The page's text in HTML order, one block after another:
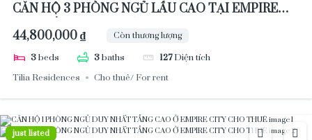
CĂN HỘ 3 PHÒNG NGỦ LẦU CAO TẠI EMPIRE
CITY CẦN CHO THUÊ
44,800,000 ₫ Còn thương lượng
3beds 3baths 127 Diện tích
Tilia Residences
Cho thuê/ For rent
just listed